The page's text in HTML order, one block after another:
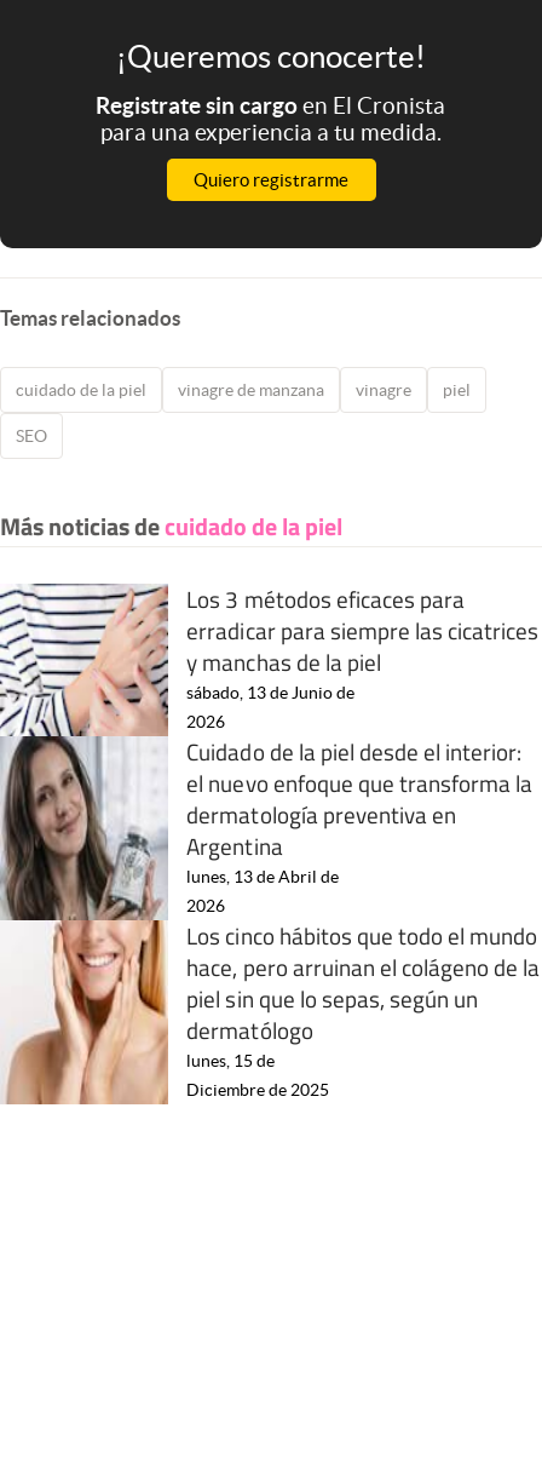
¡Queremos conocerte!
Registrate sin cargoen El Cronista
para una experiencia a tu medida.
Quiero registrarme
Temas relacionados
cuidado de la piel vinagre de manzana vinagre piel
SEO
Más noticias decuidado de la piel
Los 3 métodos eficaces para
erradicar para siempre las cicatrices
y manchas de la piel
sábado, 13 de Junio de
2026
Cuidado de la piel desde el interior:
el nuevo enfoque que transforma la
dermatología preventiva en
Argentina
lunes, 13 de Abril de
2026
Los cinco hábitos que todo el mundo
hace, pero arruinan el colágeno de la
piel sin que lo sepas, según un
dermatólogo
lunes, 15 de
Diciembre de 2025